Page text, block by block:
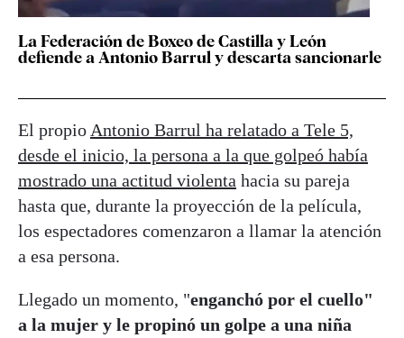
La Federación de Boxeo de Castilla y León
defiende a Antonio Barrul y descarta sancionarle
El propio Antonio Barrul ha relatado a Tele 5,
desde el inicio, la persona a la que golpeó había
mostrado una actitud violenta hacia su pareja
hasta que, durante la proyección de la película,
los espectadores comenzaron a llamar la atención
a esa persona.
Llegado un momento, "enganchó por el cuello"
a la mujer y le propinó un golpe a una niña